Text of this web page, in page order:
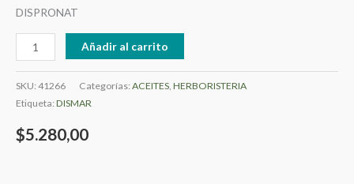
DISPRONAT
Añadir al carrito
SKU: 41266 Categorías: ACEITES HERBORISTERIA
Etiqueta: DISMAR
$5.280,00